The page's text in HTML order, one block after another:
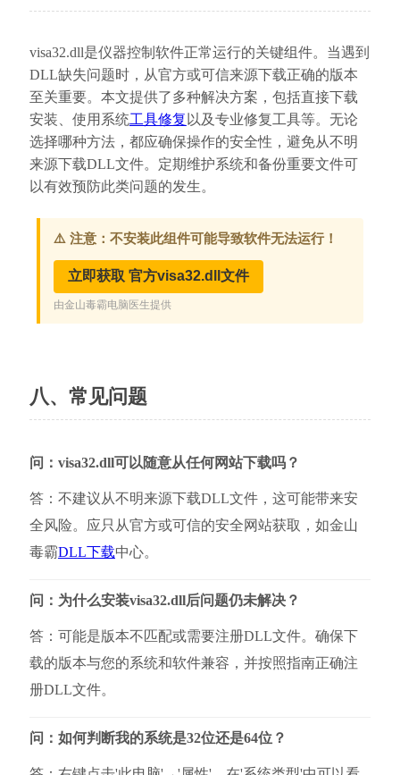
visa32.dll是仪器控制软件正常运行的关键组件。当遇到
DLL缺失问题时，从官方或可信来源下载正确的版本
至关重要。本文提供了多种解决方案，包括直接下载
安装、使用系统工具修复 以及专业修复工具等。无论
选择哪种方法，都应确保操作的安全性，避免从不明
来源下载DLL文件。定期维护系统和备份重要文件可
以有效预防此类问题的发生。
八、常见问题
问：visa32.dll可以随意从任何网站下载吗？
答：不建议从不明来源下载DLL文件，这可能带来安
全风险。应只从官方或可信的安全网站获取，如金山
毒霸DLL下载中心。
问：为什么安装visa32.dll后问题仍未解决？
答：可能是版本不匹配或需要注册DLL文件。确保下
载的版本与您的系统和软件兼容，并按照指南正确注
册DLL文件。
问：如何判断我的系统是32位还是64位？